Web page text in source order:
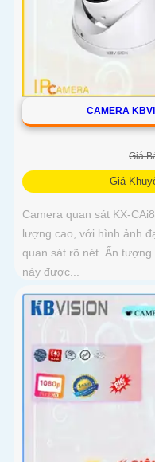
CAMERA
Giá
Giá
Camera quan sát KX-
lượng cao, với hình ảnh
quan sát rõ nét. Ấn
này được...